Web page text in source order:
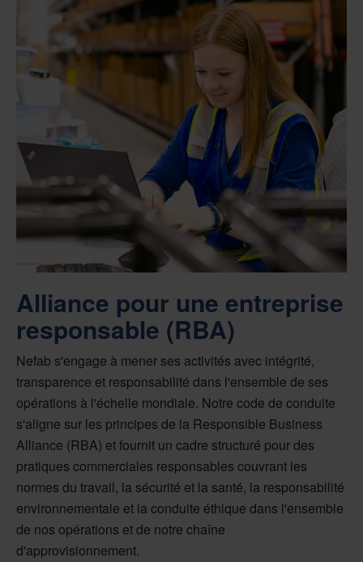
Alliance pour une entreprise
responsable (RBA)
Nefab s'engage à mener ses activités avec intégrité,
transparence et responsabilité dans l'ensemble de ses
opérations à l'échelle mondiale. Notre code de conduite
s'aligne sur les principes de la Responsible Business
Alliance (RBA) et fournit un cadre structuré pour des
pratiques commerciales responsables couvrant les
normes du travail, la sécurité et la santé, la responsabilité
environnementale et la conduite éthique dans l'ensemble
de nos opérations et de notre chaîne
d'approvisionnement.